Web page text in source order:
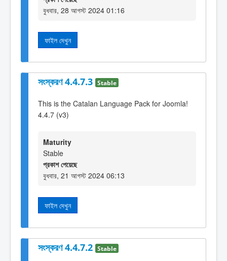
বুধবার, 28 আগস্ট 2024 01:16
ফাইল দেখুন
সংস্করণ 4.4.7.3 Stable
This is the Catalan Language Pack for Joomla!
4.4.7 (v3)
Maturity
Stable
প্রকাশ পেয়েছে
বুধবার, 21 আগস্ট 2024 06:13
ফাইল দেখুন
সংস্করণ 4.4.7.2 Stable